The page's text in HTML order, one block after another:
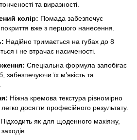
та виразності.
колір: Помада забезпечує
вже з першого нанесення.
Надійно тримається на губах до 8
і не втрачає насиченості.
Спеціальна формула запобігає
їх м’якість та
Ніжна кремова текстура рівномірно
досягти професійного результату.
Підходить як для щоденного макіяжу,